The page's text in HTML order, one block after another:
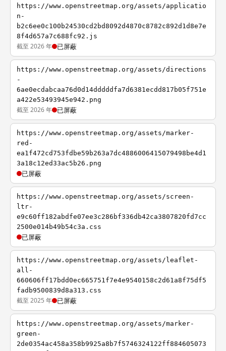
https://www.openstreetmap.org/assets/applicatio
n-
b2c6ee0c100b24530cd2bd8092d4870c8782c892d1d8e7e
8f4d657a7c688fc92.js
截至 2026 年 已屏蔽
https://www.openstreetmap.org/assets/directions
-
6ae0ecdabcaa76d0d14dddddfa7d6381ecdd817b05f751e
a422e53493945e942.png
截至 2026 年 已屏蔽
https://www.openstreetmap.org/assets/marker-
red-
ea1f472cd753fdbe59b263a7dc4886006415079498be4d1
3a18c12ed33ac5b26.png
已屏蔽
https://www.openstreetmap.org/assets/screen-
ltr-
e9c60ff182abdfe07ee3c286bf336db42ca3807820fd7cc
2500e014b49b54c3a.css
已屏蔽
https://www.openstreetmap.org/assets/leaflet-
all-
660606ff17bdd0ec665751f7e4e9540158c2d61a8f75df5
fadb9500839d8a313.css
截至 2025 年 已屏蔽
https://www.openstreetmap.org/assets/marker-
green-
2de0354ac458a358b9925a8b7f5746324122ff884605073